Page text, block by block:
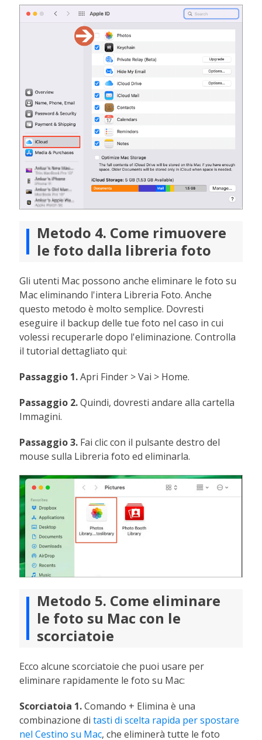
Metodo 4. Come rimuovere
le foto dalla libreria foto
Gli utenti Mac possono anche eliminare le foto su
Mac eliminando l'intera Libreria Foto. Anche
questo metodo è molto semplice. Dovresti
eseguire il backup delle tue foto nel caso in cui
volessi recuperarle dopo l'eliminazione. Controlla
il tutorial dettagliato qui:
Passaggio 1.Apri Finder > Vai > Home.
Passaggio 2.Quindi, dovresti andare alla cartella
Immagini.
Passaggio 3. Fai clic con il pulsante destro del
mouse sulla Libreria foto ed eliminarla.
Metodo 5. Come eliminare
le foto su Mac con le
scorciatoie
Ecco alcune scorciatoie che puoi usare per
eliminare rapidamente le foto su Mac:
Scorciatoia 1.Comando + Elimina è una
combinazione ditasti di scelta rapida per spostare
nel Cestino su Mac, che eliminerà tutte le foto